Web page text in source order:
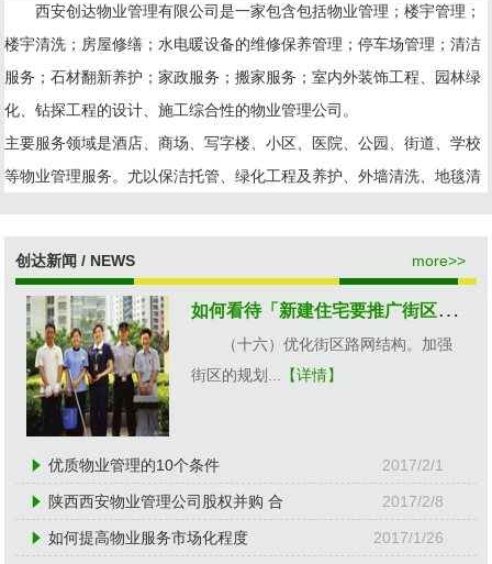
西安创达物业管理有限公司是一家包含包括物业管理；楼宇管理；
楼宇清洗；房屋修缮；水电暖设备的维修保养管理；停车场管理；清洁
服务；石材翻新养护；家政服务；搬家服务；室内外装饰工程、园林绿
化、钻探工程的设计、施工综合性的物业管理公司。
主要服务领域是酒店、商场、写字楼、小区、医院、公园、街道、学校
等物业管理服务。尤以保洁托管、绿化工程及养护、外墙清洗、地毯清
荒清洁、水电设备维修维护为特色业务。
西安创达物业管理有限公司拥有一批专业的物业行业精英力量，致力于
为广大业主打造一个安全、舒适、宁静、优美的居住及办公环境，公司
采用以人...
创达新闻 / NEWS more>>
如
何看待「新建住宅要推广街区制，
（十六）优化街区路网结构。加强
街区的规划... 【详情】
2017/2/1
优质物业管理的10个条件
2017/2/8
陕西西安物业管理公司股权并购 合
2017/1/26
如何提高物业服务市场化程度